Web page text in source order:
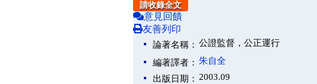
請收錄全文
意見回饋
友善列印
論著名稱： 公證監督，公正運行
編著譯者： 朱自全
出版日期： 2003.09